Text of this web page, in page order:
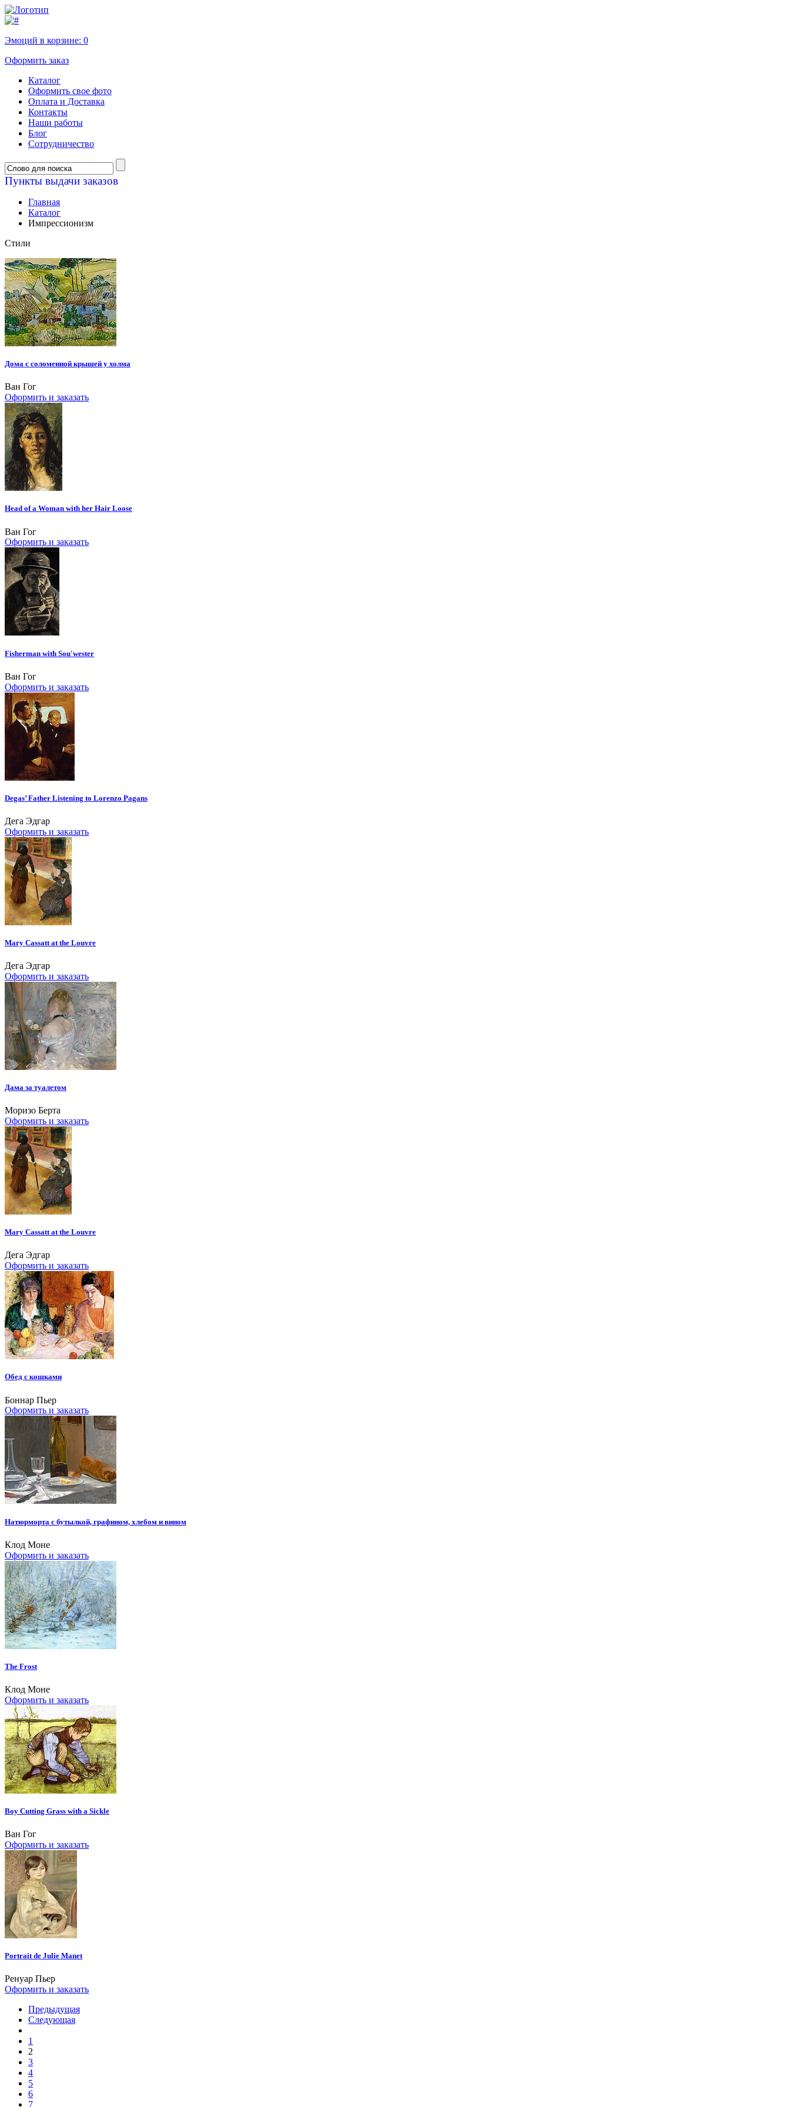
Эмоций в корзине: 0
Оформить заказ
Каталог
Оформить свое фото
Оплата и Доставка
Контакты
Наши работы
Блог
Сотрудничество
Пункты выдачи заказов
Главная
Каталог
Импрессионизм
Стили
Дома с соломенной крышей у холма
Ван Гог
Оформить и заказать
Head of a Woman with her Hair Loose
Ван Гог
Оформить и заказать
Fisherman with Sou'wester
Ван Гог
Оформить и заказать
Degas’ Father Listening to Lorenzo Pagans
Дега Эдгар
Оформить и заказать
Mary Cassatt at the Louvre
Дега Эдгар
Оформить и заказать
Дама за туалетом
Моризо Берта
Оформить и заказать
Mary Cassatt at the Louvre
Дега Эдгар
Оформить и заказать
Обед с кошками
Боннар Пьер
Оформить и заказать
Натюрморта с бутылкой, графином, хлебом и вином
Клод Моне
Оформить и заказать
The Frost
Клод Моне
Оформить и заказать
Boy Cutting Grass with a Sickle
Ван Гог
Оформить и заказать
Portrait de Julie Manet
Ренуар Пьер
Оформить и заказать
Предыдущая
Следующая
1
2
3
4
5
6
7